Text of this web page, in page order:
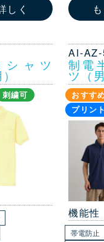
しく
ャツ
刺繍可
AI-
制電
ツ（
おすす
プリン
機能性
帯電防止